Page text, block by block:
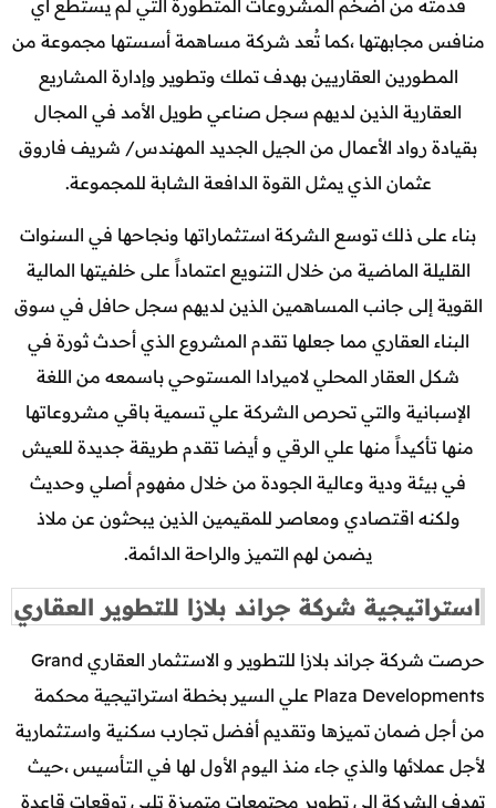
قدمته من أضخم المشروعات المتطورة التي لم يستطع أي
منافس مجابهتها ،كما تُعد شركة مساهمة أسستها مجموعة من
المطورين العقاريين بهدف تملك وتطوير وإدارة المشاريع
العقارية الذين لديهم سجل صناعي طويل الأمد في المجال
بقيادة رواد الأعمال من الجيل الجديد المهندس/ شريف فاروق
عثمان الذي يمثل القوة الدافعة الشابة للمجموعة.
بناء على ذلك توسع الشركة استثماراتها ونجاحها في السنوات
القليلة الماضية من خلال التنويع اعتماداً على خلفيتها المالية
القوية إلى جانب المساهمين الذين لديهم سجل حافل في سوق
البناء العقاري مما جعلها تقدم المشروع الذي أحدث ثورة في
شكل العقار المحلي لاميرادا المستوحي باسمعه من اللغة
الإسبانية والتي تحرص الشركة علي تسمية باقي مشروعاتها
منها تأكيداً منها علي الرقي و أيضا تقدم طريقة جديدة للعيش
في بيئة ودية وعالية الجودة من خلال مفهوم أصلي وحديث
ولكنه اقتصادي ومعاصر للمقيمين الذين يبحثون عن ملاذ
يضمن لهم التميز والراحة الدائمة.
استراتيجية شركة جراند بلازا للتطوير العقاري
حرصت شركة جراند بلازا للتطوير و الاستثمار العقاري Grand
Plaza Developments علي السير بخطة استراتيجية محكمة
من أجل ضمان تميزها وتقديم أفضل تجارب سكنية واستثمارية
لأجل عملائها والذي جاء منذ اليوم الأول لها في التأسيس ،حيث
تهدف الشركة إلي تطوير مجتمعات متميزة تلبي توقعات قاعدة